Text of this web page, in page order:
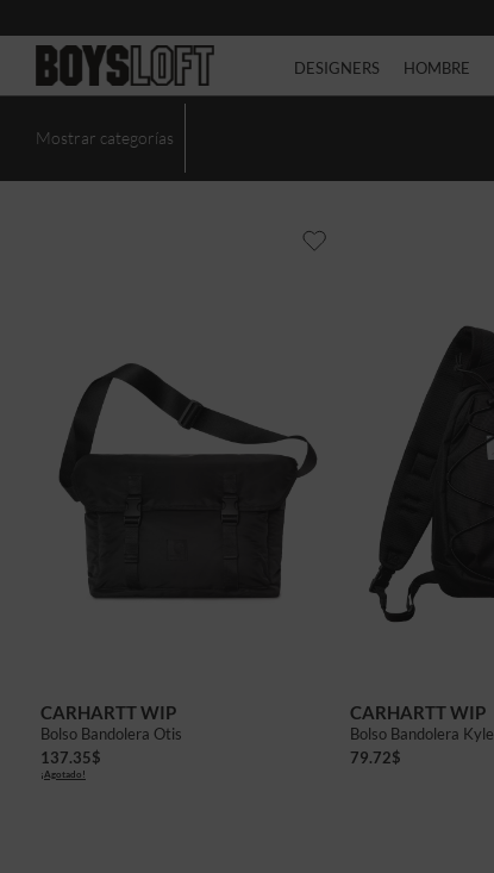
DESIGNERS HOMBRE
Mostrar categorías
CARHARTT WIP
Bolso Bandolera Otis
¡Agotado!
137.35$
CARHARTT WIP
Bolso Bandolera Kyle
79.72$